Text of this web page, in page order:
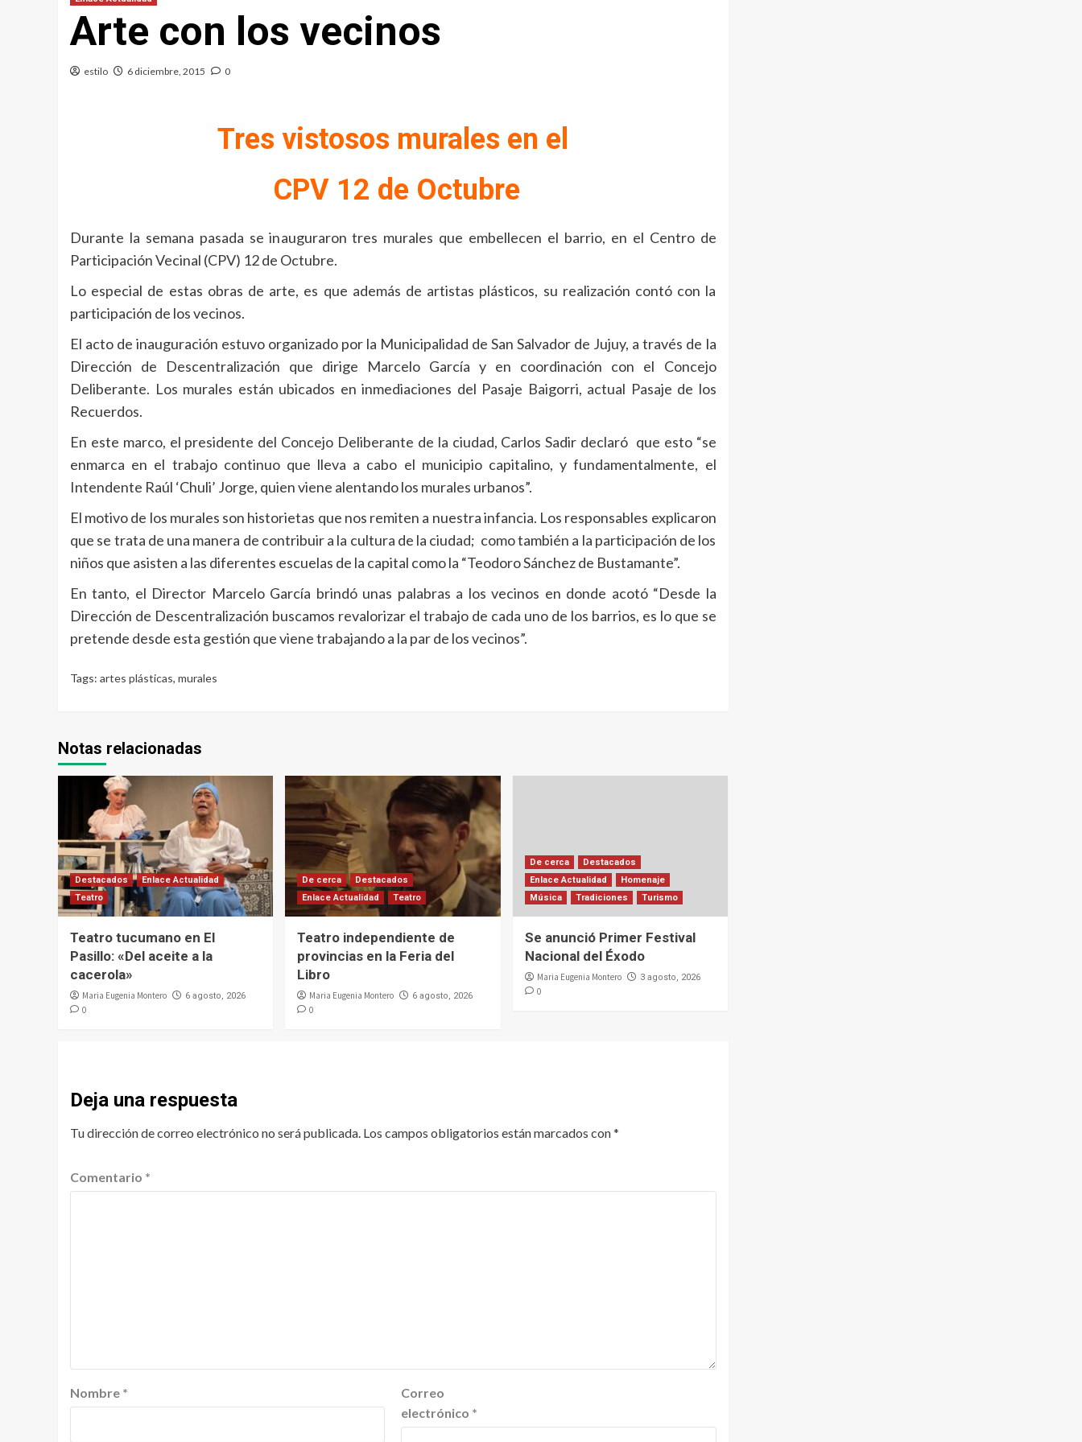
Arte con los vecinos
estilo 6 diciembre, 2015 0
Tres vistosos murales en el
CPV 12 de Octubre
Durante la semana pasada se inauguraron tres murales que embellecen el barrio, en el Centro de
Participación Vecinal (CPV) 12 de Octubre.
Lo especial de estas obras de arte, es que además de artistas plásticos, su realización contó con la
participación de los vecinos.
El acto de inauguración estuvo organizado por la Municipalidad de San Salvador de Jujuy, a través de la
Dirección de Descentralización que dirige Marcelo García y en coordinación con el Concejo
Deliberante. Los murales están ubicados en inmediaciones del Pasaje Baigorri, actual Pasaje de los
Recuerdos.
En este marco, el presidente del Concejo Deliberante de la ciudad, Carlos Sadir declaró que esto “se
enmarca en el trabajo continuo que lleva a cabo el municipio capitalino, y fundamentalmente, el
Intendente Raúl ‘Chuli’ Jorge, quien viene alentando los murales urbanos”.
El motivo de los murales son historietas que nos remiten a nuestra infancia. Los responsables explicaron
que se trata de una manera de contribuir a la cultura de la ciudad; como también a la participación de los
niños que asisten a las diferentes escuelas de la capital como la “Teodoro Sánchez de Bustamante”.
En tanto, el Director Marcelo García brindó unas palabras a los vecinos en donde acotó “Desde la
Dirección de Descentralización buscamos revalorizar el trabajo de cada uno de los barrios, es lo que se
pretende desde esta gestión que viene trabajando a la par de los vecinos”.
Tags: artes plásticas, murales
Notas relacionadas
Destacados
Enlace Actualidad
Teatro
Teatro tucumano en El
Pasillo: «Del aceite a la
cacerola»
Maria Eugenia Montero 6 agosto, 2026
0
De cerca
Destacados
Enlace Actualidad
Teatro
Teatro independiente de
provincias en la Feria del
Libro
Maria Eugenia Montero 6 agosto, 2026
0
De cerca
Destacados
Enlace Actualidad
Homenaje
Música
Tradiciones Turismo
Se anunció Primer Festival
Nacional del Éxodo
Maria Eugenia Montero 3 agosto, 2026
0
Deja una respuesta
Tu dirección de correo electrónico no será publicada. Los campos obligatorios están marcados con*
Comentario *
Nombre *
Correo
electrónico *